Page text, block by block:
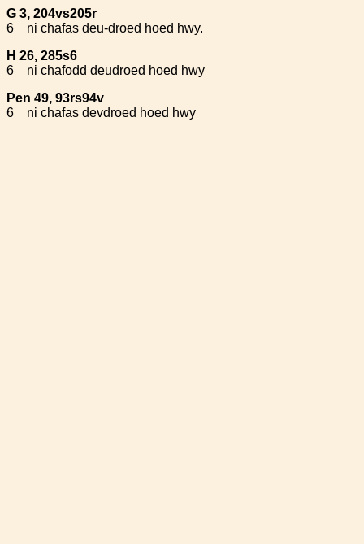
G 3, 204vs205r
6
ni chafas deu-droed hoed hwy.
H 26, 285s6
6
ni chafodd deudroed hoed hwy
Pen 49, 93rs94v
6
ni chafas devdroed hoed hwy